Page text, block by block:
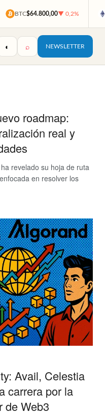
BTC$64.800,00▼ 0,2%
◐ ⌕ NEWSLETTER
roadmap:
real y
revelado su hoja de ruta
en resolver los
Avail, Celestia
carrera por la
de Web3